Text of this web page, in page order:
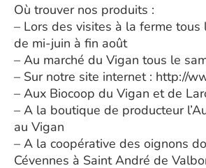
Où trouver nos produits :
– Lors des visites à la ferme tous
de mi-juin à fin août
– Au marché du Vigan tous le
– Sur notre site internet : http://
– Aux Biocoop du Vigan et de
– A la boutique de producteur
au Vigan
– A la coopérative des oignons
Cévennes à Saint André de